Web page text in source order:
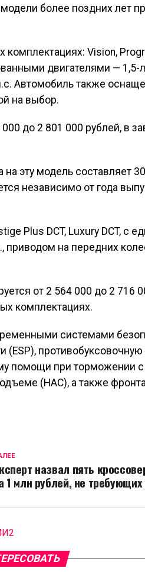
более поздних лет
комплектациях: Vision,
двигателями — 1,5-
Автомобиль также
на выбор.
до 2 801 000 рублей, в
эту модель составляет
независимо от года
Plus DCT, Luxury DCT, с
на передних
от 2 564 000 до 2 716
комплектациях.
системами
противобуксовочную
помощи при торможении
(HAC), а также
назвал пять
1 млн рублей, не